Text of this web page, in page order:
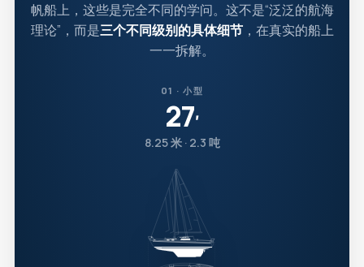
帆船上，这些是完全不同的学问。这不是“泛泛的航海
理论”，而是三个不同级别的具体细节，在真实的船上
一一拆解。
01 · 小型
27′
8.25 米 · 2.3 吨